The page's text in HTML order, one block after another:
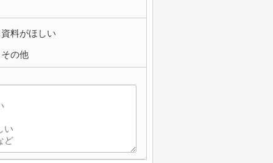
資料がほしい
その他